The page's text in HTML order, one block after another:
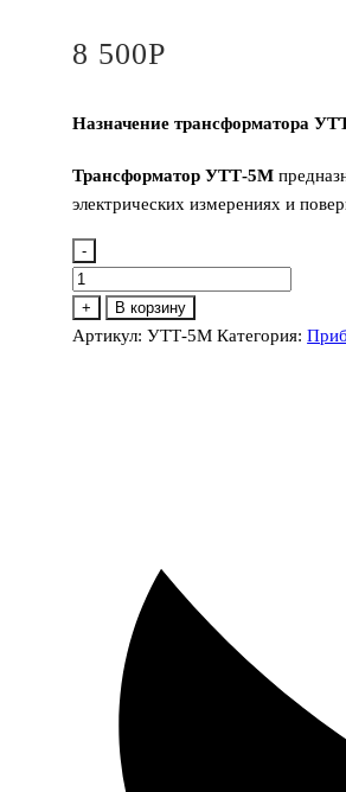
8 500Р
Назначение трансформатора
Трансформатор УТТ-5М
электрических измерениях и
-
Количество
товара
УТТ-5М
+ В корзину
Артикул:УТТ-5М Категория: